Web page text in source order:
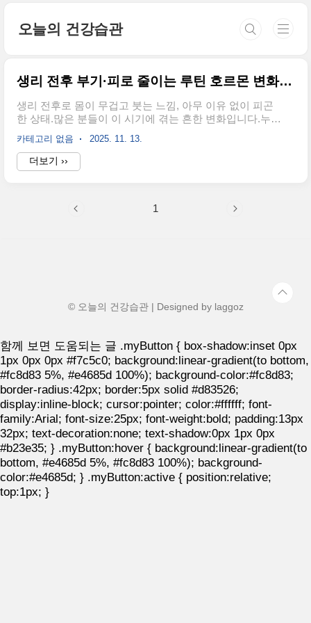
오늘의 건강습관
생리 전후 부기·피로 줄이는 루틴 호르몬 변화에 부드럽게 대응하는 방법
생리 전후로 몸이 무겁고 붓는 느낌, 아무 이유 없이 피곤
한 상태.많은 분들이 이 시기에 겪는 흔한 변화입니다.누군
가는 아침마다 손이 붓고, 누군가는 하루 종일 졸음과 무기
력 속에 있죠.호르몬 변화는 감정뿐 아니라 몸 전체 컨디션
에도 큰 영향을 미칩니다.하지만 미리 준비하고, 일상 속에
서 가볍게 실천할 수 있는 루틴만으로도 그 변화를 훨씬 부
고, 장운동이 느려집니다.이로 인해 복부 팽만감, 다리·얼
카테고리 없음 2025. 11. 13.
더보기 ››
1
© 오늘의 건강습관 | Designed by laggoz
함께 보면 도움되는 글 .myButton { box-shadow:inset 0px
1px 0px 0px #f7c5c0; background:linear-gradient(to bottom,
#fc8d83 5%, #e4685d 100%); background-color:#fc8d83;
border-radius:42px; border:5px solid #d83526;
display:inline-block; cursor:pointer; color:#ffffff; font-
family:Arial; font-size:25px; font-weight:bold; padding:13px
32px; text-decoration:none; text-shadow:0px 1px 0px
#b23e35; } .myButton:hover { background:linear-gradient(to
bottom, #e4685d 5%, #fc8d83 100%); background-
color:#e4685d; } .myButton:active { position:relative;
top:1px; }